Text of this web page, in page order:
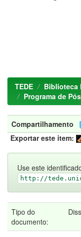
TEDE
Biblioteca
Programa de
Compartilhamento
Exportar este item:
Use este
http://
Tipo do
documento: